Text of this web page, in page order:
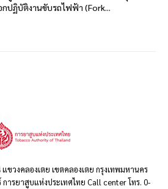
ปฏิบัติงานขับรถไฟฟ้า (Fork...
ขวงคลองเตย เขตคลองเตย กรุงเทพมหานคร
ารยาสูบแห่งประเทศไทย Call center โทร. 0-